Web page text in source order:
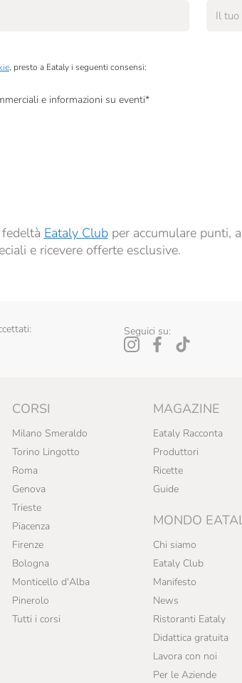
, presto a Eataly i seguenti consensi:
e informazioni su eventi*
Eataly Clubper accumulare punti,
e ricevere offerte esclusive.
Seguici su:
CORSI
Milano Smeraldo
Torino Lingotto
Roma
Genova
Trieste
Piacenza
Firenze
Bologna
Monticello d'Alba
Pinerolo
Tutti i corsi
MAGAZINE
Eataly Racconta
Produttori
Ricette
Guide
MONDO
Chi siamo
Eataly Club
Manifesto
News
Ristoranti Eataly
Didattica gratuita
Lavora con noi
Per le Aziende